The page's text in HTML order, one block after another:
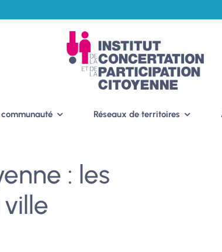
Réseaux de territoires
: les